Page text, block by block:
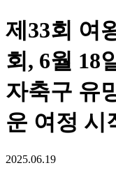
제33회 여
회, 6월 18
자축구 유
운 여정 시
2025.06.19